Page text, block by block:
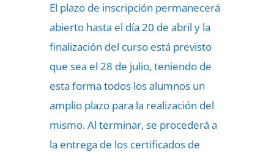
El plazo de inscripción permanecerá
abierto hasta el día 20 de abril y la
finalización del curso está previsto
que sea el 28 de julio, teniendo de
esta forma todos los alumnos un
amplio plazo para la realización del
mismo. Al terminar, se procederá a
la entrega de los certificados de